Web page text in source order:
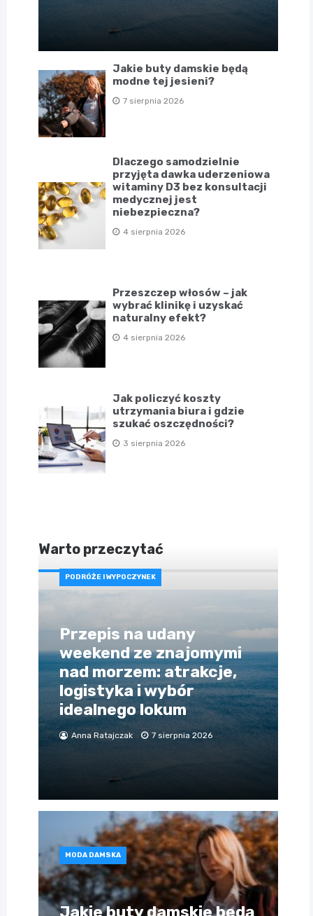
Jakie buty damskie będą
modne tej jesieni?
7 sierpnia 2026
Dlaczego samodzielnie
przyjęta dawka uderzeniowa
witaminy D3 bez konsultacji
medycznej jest
niebezpieczna?
4 sierpnia 2026
Przeszczep włosów – jak
wybrać klinikę i uzyskać
naturalny efekt?
4 sierpnia 2026
Jak policzyć koszty
utrzymania biura i gdzie
szukać oszczędności?
3 sierpnia 2026
Warto przeczytać
PODRÓŻE I WYPOCZYNEK
Przepis na udany
weekend ze znajomymi
nad morzem: atrakcje,
logistyka i wybór
idealnego lokum
Anna Ratajczak 7 sierpnia 2026
MODA DAMSKA
Jakie buty damskie będą